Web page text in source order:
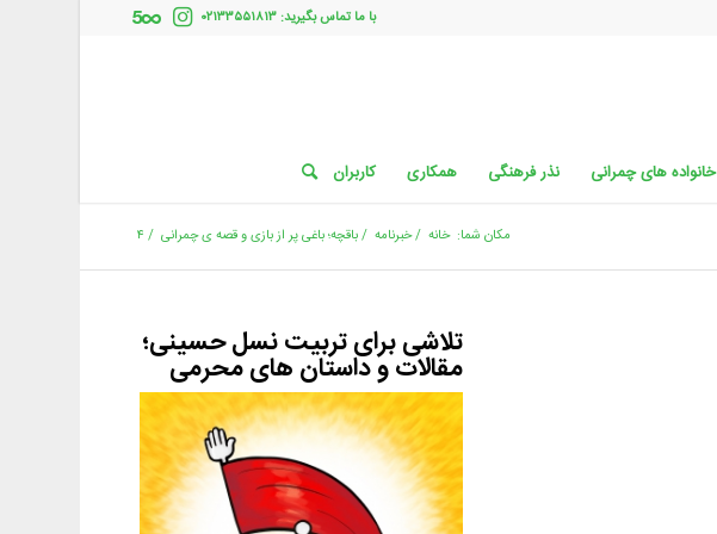
با ما تماس بگیرید: ۰۲۱۳۳۵۵۱۸۱۳
خانواده های چمرانی نذر فرهنگی همکاری کاربران
مکان شما: خانه /خبرنامه /باقچه؛ باغی پر از بازی و قصه ی چمرانی / ۴
تلاشی برای تربیت نسل حسینی؛
مقالات و داستان های محرمی